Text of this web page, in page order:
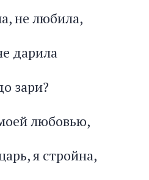
не любила,
дарила
зари?
любовью,
я стройна,